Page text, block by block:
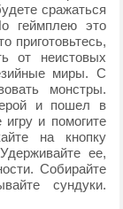
сражаться
геймплею это
приготовьтесь,
от неистовых
миры. С
монстры.
и пошел в
и помогите
на кнопку
ее,
Собирайте
сундуки.